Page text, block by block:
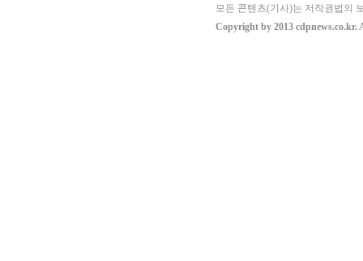
모든 콘텐츠(기사)는 저작권법의
Copyright by 2013 cdpnews.co.kr.